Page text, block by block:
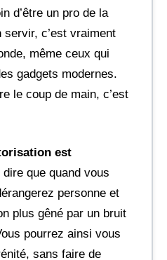
d’être un pro de la
servir, c’est vraiment
même ceux qui
gadgets modernes.
le coup de main, c’est
est
que quand vous
personne et
plus gêné par un bruit
pourrez ainsi vous
sans faire de